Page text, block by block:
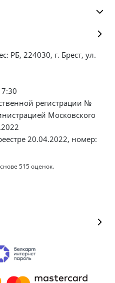
РБ, 224030, г. Брест, ул.
регистрации №
Московского
20.04.2022, номер:
515оценок.